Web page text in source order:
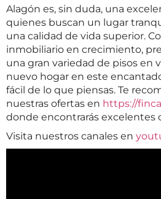
Alagón es, sin duda, una
quienes buscan un lugar
una calidad de vida superior.
inmobiliario en crecimiento,
una gran variedad de pisos en
nuevo hogar en este
fácil de lo que piensas. Te
nuestras ofertas en https://
donde encontrarás excelentes
Visita nuestros canales en